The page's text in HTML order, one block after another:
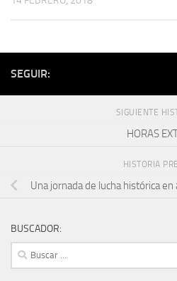
SEGUIR:
SIGUIENTE
HORAS
HISTORIA
Una jornada de lucha histórica
BUSCADOR:
Buscar: